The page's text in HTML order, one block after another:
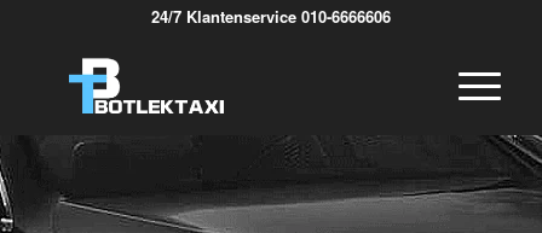
24/7 Klantenservice 010-6666606